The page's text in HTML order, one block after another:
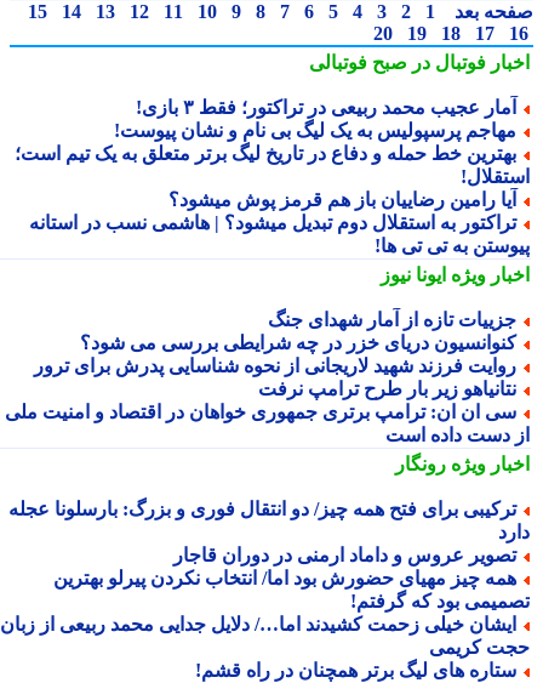
بعد 1
2
3
4
5
6
7
8
9
10
11
12
13
14
15
17
18
19
20
فوتبال در صبح فوتبالی
عجیب محمد ربیعی در تراکتور؛ فقط ۳ بازی!
پرسپولیس به یک لیگ بی نام و نشان پیوست!
خط حمله و دفاع در تاریخ لیگ برتر متعلق به یک تیم است؛
رامین رضاییان باز هم قرمز پوش میشود؟
به استقلال دوم تبدیل میشود؟ | هاشمی نسب در استانه
به تی تی ها!
ویژهایونا نیوز
تازه از آمار شهدای جنگ
دریای خزر در چه شرایطی بررسی می شود؟
فرزند شهید لاریجانی از نحوه شناسایی پدرش برای ترور
زیر بار طرح ترامپ نرفت
ان ان: ترامپ برتری جمهوری خواهان در اقتصاد و امنیت ملی را
دست داده است
ویژهرونگار
برای فتح همه چیز/ دو انتقال فوری و بزرگ: بارسلونا عجله
عروس و داماد ارمنی در دوران قاجار
چیز مهیای حضورش بود اما/ انتخاب نکردن پیرلو بهترین
بود که گرفتم!
خیلی زحمت کشیدند اما…/ دلایل جدایی محمد ربیعی از زبان
کریمی
های لیگ برتر همچنان در راه قشم!